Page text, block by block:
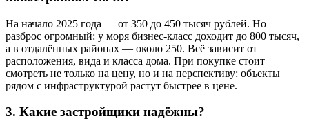
На начало 2025 года — от 350 до 450 тысяч рублей. Но
разброс огромный: у моря бизнес-класс доходит до 800 тысяч,
а в отдалённых районах — около 250. Всё зависит от
расположения, вида и класса дома. При покупке стоит
смотреть не только на цену, но и на перспективу: объекты
рядом с инфраструктурой растут быстрее в цене.
3. Какие застройщики надёжны?